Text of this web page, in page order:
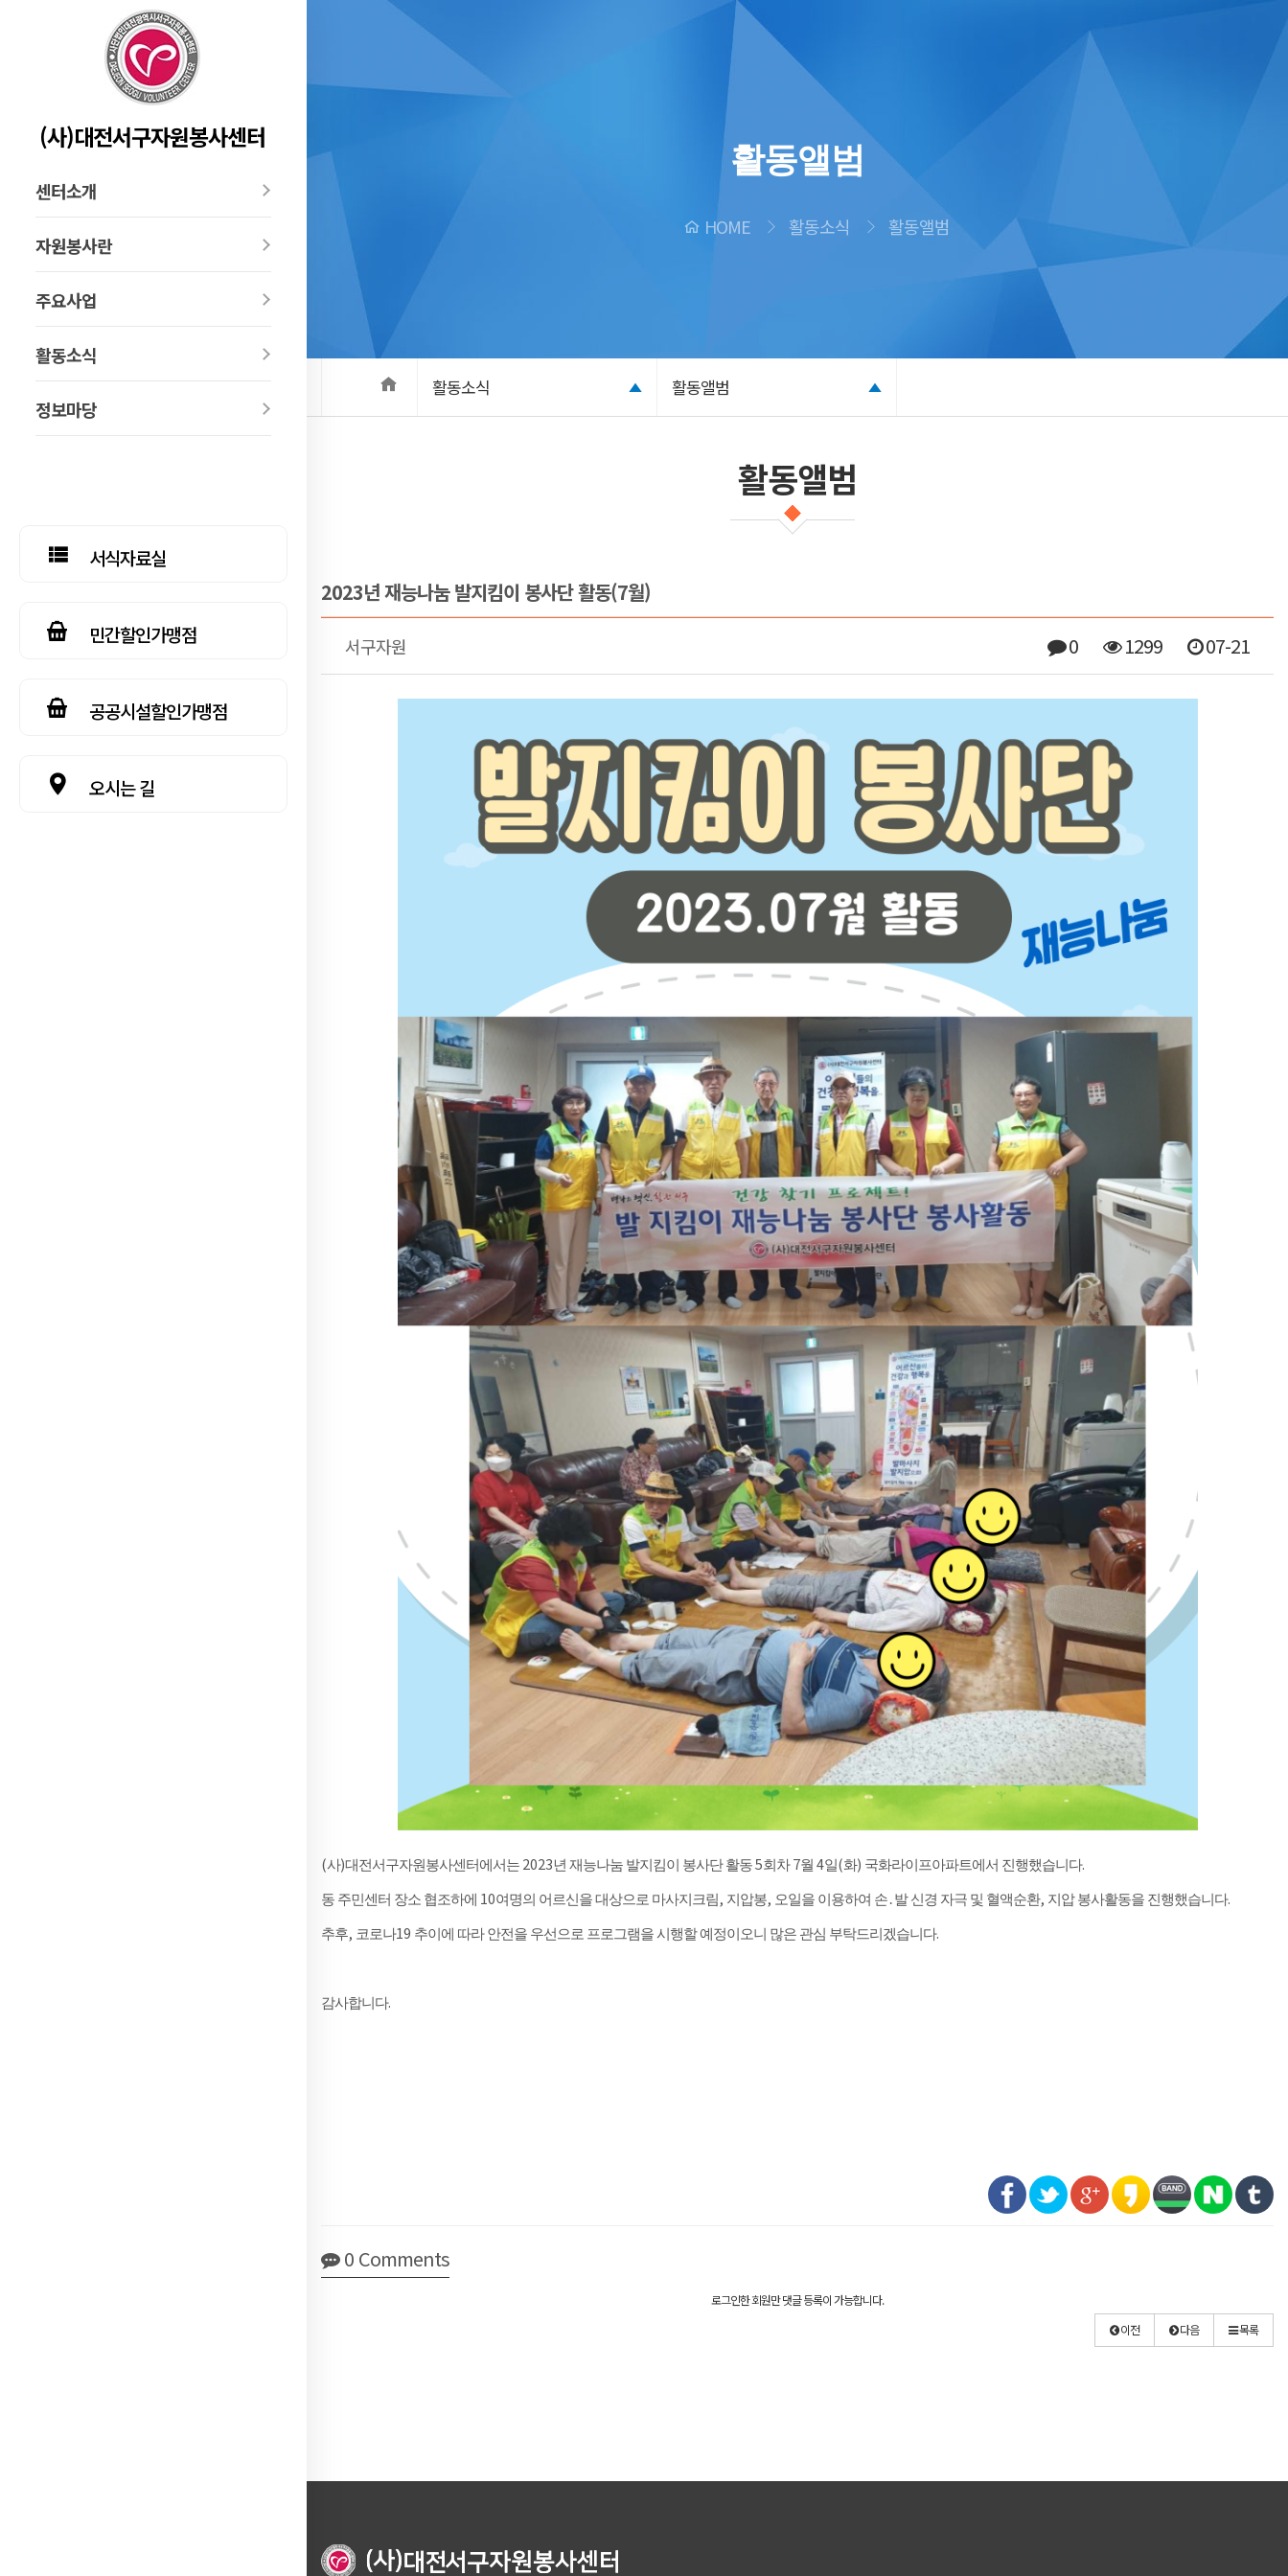
(사)대전서구자원봉사센터
센터소개
자원봉사란
주요사업
활동소식
정보마당
서식자료실
민간할인가맹점
공공시설할인가맹점
오시는 길
활동앨범
HOME 활동소식 활동앨범
활동소식 활동앨범
활동앨범
2023년 재능나눔 발지킴이 봉사단 활동(7월)
서구자원 0 1299 07-21
(사)대전서구자원봉사센터에서는 2023년 재능나눔 발지킴이 봉사단 활동5회차7월 4일(화) 국화라이프아파트에서 진행했습니다.
동 주민센터 장소 협조하에 10여명의 어르신을 대상으로 마사지크림, 지압봉, 오일을 이용하여 손․발 신경 자극 및 혈액순환, 지압 봉사활동을 진행했습니다.
추후, 코로나19 추이에 따라 안전을 우선으로 프로그램을 시행할 예정이오니 많은 관심 부탁드리겠습니다.
감사합니다.
0 Comments
로그인한 회원만 댓글 등록이 가능합니다.
이전
다음 목록